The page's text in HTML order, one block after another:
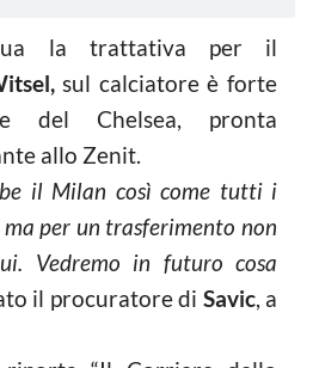
la trattativa per il
sul calciatore è forte
del Chelsea, pronta
allo Zenit.
il Milan così come tutti i
per un trasferimento non
Vedremo in futuro cosa
il procuratore di Savic, a